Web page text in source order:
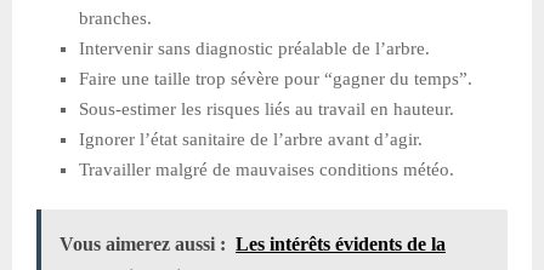
branches.
Intervenir sans diagnostic préalable de l’arbre.
Faire une taille trop sévère pour “gagner du temps”.
Sous-estimer les risques liés au travail en hauteur.
Ignorer l’état sanitaire de l’arbre avant d’agir.
Travailler malgré de mauvaises conditions météo.
Vous aimerez aussi : Les intérêts évidents de la